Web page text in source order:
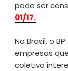
pode ser
01/17.
No Brasil, o
empresas
coletivo